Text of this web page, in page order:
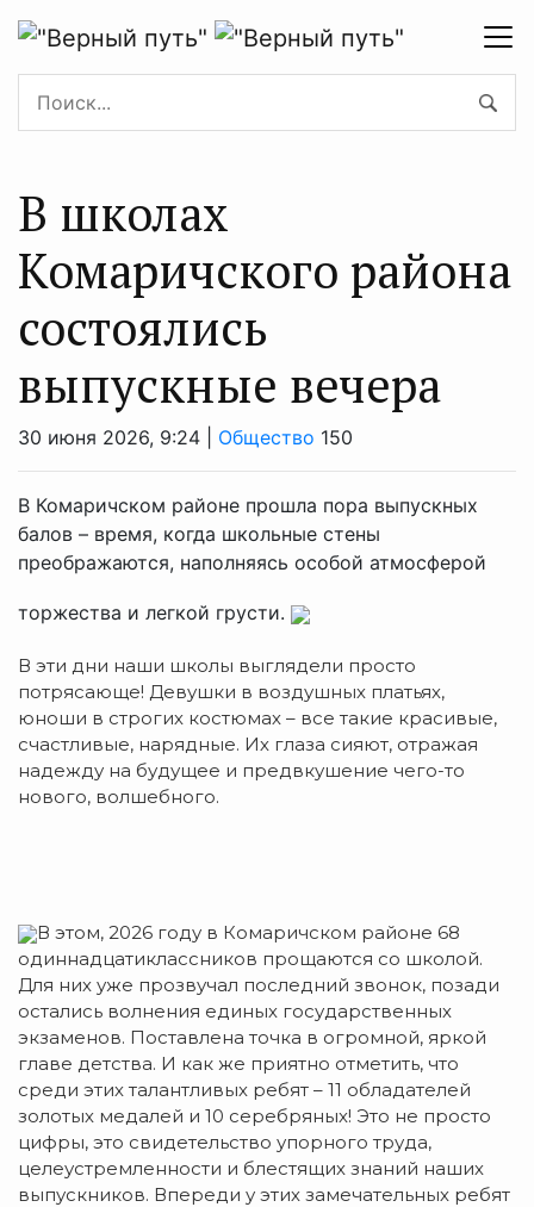
В школах
Комаричского района
состоялись
выпускные вечера
30 июня 2026, 9:24 | Общество 150
В Комаричском районе прошла пора выпускных
балов – время, когда школьные стены
преображаются, наполняясь особой атмосферой
торжества и легкой грусти.
В эти дни наши школы выглядели просто
потрясающе! Девушки в воздушных платьях,
юноши в строгих костюмах – все такие красивые,
счастливые, нарядные. Их глаза сияют, отражая
надежду на будущее и предвкушение чего-то
нового, волшебного.
В этом, 2026 году в Комаричском районе 68
одиннадцатиклассников прощаются со школой.
Для них уже прозвучал последний звонок, позади
остались волнения единых государственных
экзаменов. Поставлена точка в огромной, яркой
главе детства. И как же приятно отметить, что
среди этих талантливых ребят – 11 обладателей
золотых медалей и 10 серебряных! Это не просто
цифры, это свидетельство упорного труда,
целеустремленности и блестящих знаний наших
выпускников. Впереди у этих замечательных ребят